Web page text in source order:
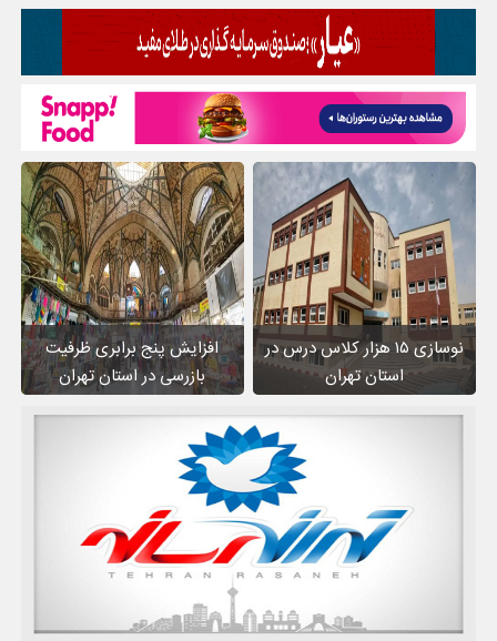
نوسازی ۱۵ هزار کلاس درس در
استان تهران
افزایش پنج برابری ظرفیت
بازرسی در استان تهران